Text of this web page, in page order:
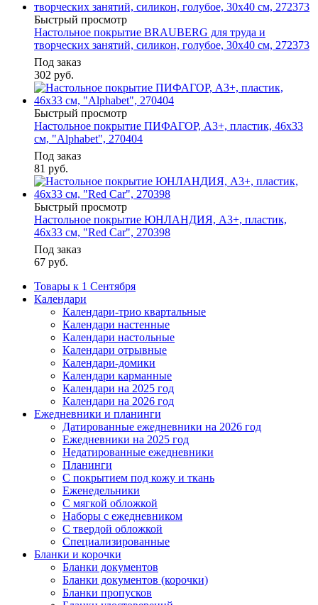
Быстрый просмотр
Настольное покрытие BRAUBERG для труда и
творческих занятий, силикон, голубое, 30х40 см, 272373
Под заказ
302 руб.
Быстрый просмотр
Настольное покрытие ПИФАГОР, А3+, пластик, 46x33
см, "Alphabet", 270404
Под заказ
81 руб.
Быстрый просмотр
Настольное покрытие ЮНЛАНДИЯ, А3+, пластик,
46x33 см, "Red Car", 270398
Под заказ
67 руб.
Товары к 1 Сентября
Календари
Календари-трио квартальные
Календари настенные
Календари настольные
Календари отрывные
Календари-домики
Календари карманные
Календари на 2025 год
Календари на 2026 год
Ежедневники и планинги
Датированные ежедневники на 2026 год
Ежедневники на 2025 год
Недатированные ежедневники
Планинги
С покрытием под кожу и ткань
Еженедельники
С мягкой обложкой
Наборы с ежедневником
С твердой обложкой
Специализированные
Бланки и корочки
Бланки документов
Бланки документов (корочки)
Бланки пропусков